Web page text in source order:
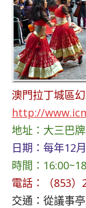
澳門拉丁城區
http://
地址：大三巴
日期：每年12
時間：
電話：（853）
交通：從議事